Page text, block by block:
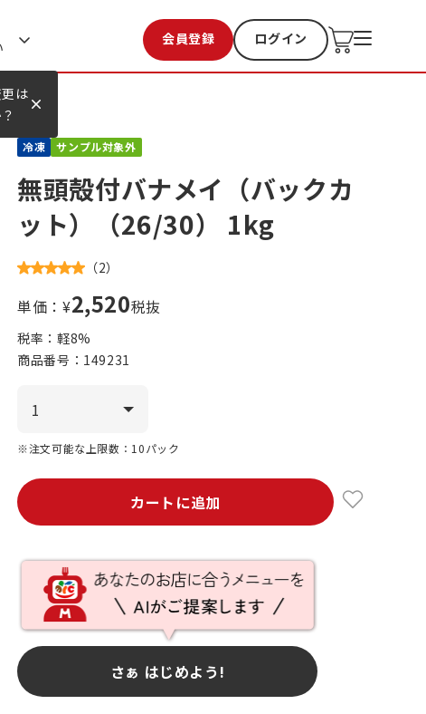
は
会員登録 ログイン
お気に入り 過去購入
冷凍 サンプル対象外
無頭殻付バナメイ（バックカ
ット）（26/30） 1kg
（2）
単価：¥2,520税抜
税率：軽8%
商品番号： 149231
※注文可能な上限数：10パック
カートに追加
さぁ はじめよう!